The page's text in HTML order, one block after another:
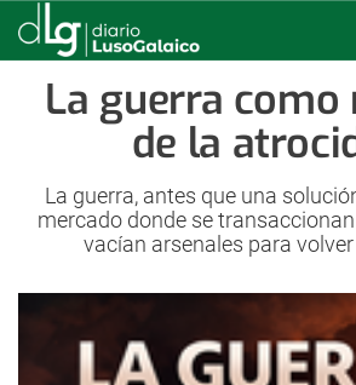
La guerra como
de la
La guerra, antes que una
mercado donde se
vacían arsenales para